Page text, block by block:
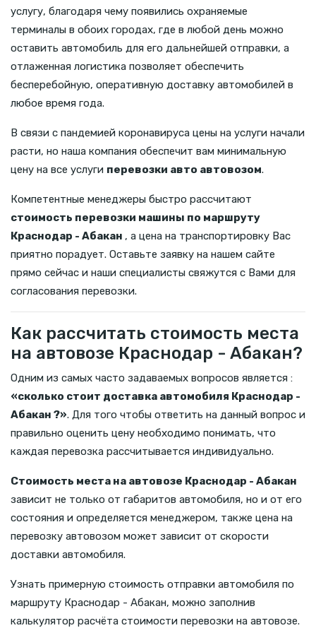
услугу, благодаря чему появились охраняемые
терминалы в обоих городах, где в любой день можно
оставить автомобиль для его дальнейшей отправки, а
отлаженная логистика позволяет обеспечить
бесперебойную, оперативную доставку автомобилей в
любое время года.
В связи с пандемией коронавируса цены на услуги начали
расти, но наша компания обеспечит вам минимальную
цену на все услуги перевозки авто автовозом.
Компетентные менеджеры быстро рассчитают
стоимость перевозки машины по маршруту
Краснодар - Абакан , а цена на транспортировку Вас
приятно порадует. Оставьте заявку на нашем сайте
прямо сейчас и наши специалисты свяжутся с Вами для
согласования перевозки.
Как рассчитать стоимость места
на автовозе Краснодар - Абакан?
Одним из самых часто задаваемых вопросов является :
«сколько стоит доставка автомобиля Краснодар -
Абакан ?». Для того чтобы ответить на данный вопрос и
правильно оценить цену необходимо понимать, что
каждая перевозка рассчитывается индивидуально.
Стоимость места на автовозе Краснодар - Абакан
зависит не только от габаритов автомобиля, но и от его
состояния и определяется менеджером, также цена на
перевозку автовозом может зависит от скорости
доставки автомобиля.
Узнать примерную стоимость отправки автомобиля по
маршруту Краснодар - Абакан, можно заполнив
калькулятор расчёта стоимости перевозки на автовозе.